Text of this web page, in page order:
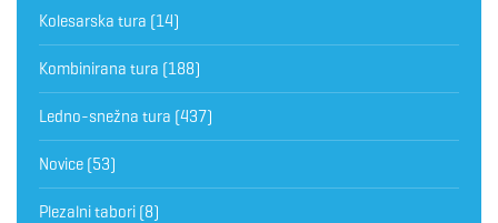
Kolesarska tura (14)
Kombinirana tura (188)
Ledno-snežna tura (437)
Novice (53)
Plezalni tabori (8)